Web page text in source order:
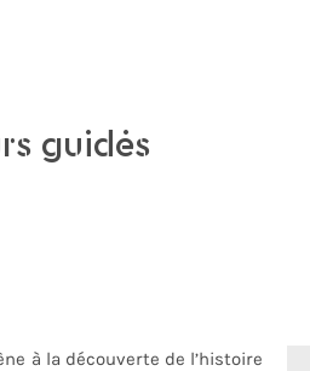
guidés
à la découverte de l’histoire